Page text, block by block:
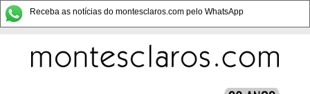
Receba as notícias do montesclaros.com pelo WhatsApp